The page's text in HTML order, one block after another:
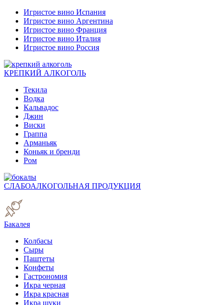
Игристое вино Испания
Игристое вино Аргентина
Игристое вино Франция
Игристое вино Италия
Игристое вино Россия
КРЕПКИЙ АЛКОГОЛЬ
Текила
Водка
Кальвадос
Джин
Виски
Граппа
Арманьяк
Коньяк и бренди
Ром
СЛАБОАЛКОГОЛЬНАЯ ПРОДУКЦИЯ
Бакалея
Колбасы
Сыры
Паштеты
Конфеты
Гастрономия
Икра черная
Икра красная
Икра щуки